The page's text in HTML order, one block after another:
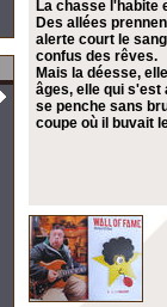
La chasse l'habite
Des allées
alerte court le
confus des rêves.
Mais la déesse,
âges, elle qui s'est
se penche sans
coupe où il buvait